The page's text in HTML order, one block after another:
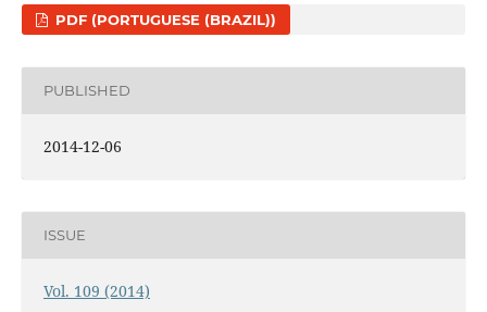
PDF (PORTUGUESE (BRAZIL))
PUBLISHED
2014-12-06
ISSUE
Vol. 109 (2014)